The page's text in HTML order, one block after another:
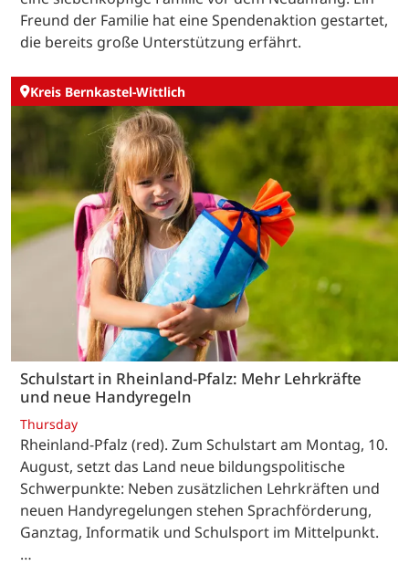
Freund der Familie hat eine Spendenaktion gestartet,
die bereits große Unterstützung erfährt.
Kreis Bernkastel-Wittlich
Schulstart in Rheinland-Pfalz: Mehr Lehrkräfte
und neue Handyregeln
Thursday
Rheinland-Pfalz (red). Zum Schulstart am Montag, 10.
August, setzt das Land neue bildungspolitische
Schwerpunkte: Neben zusätzlichen Lehrkräften und
neuen Handyregelungen stehen Sprachförderung,
Ganztag, Informatik und Schulsport im Mittelpunkt.
…